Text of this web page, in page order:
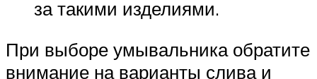
за такими изделиями.
При выборе умывальника обратите
внимание на варианты слива и